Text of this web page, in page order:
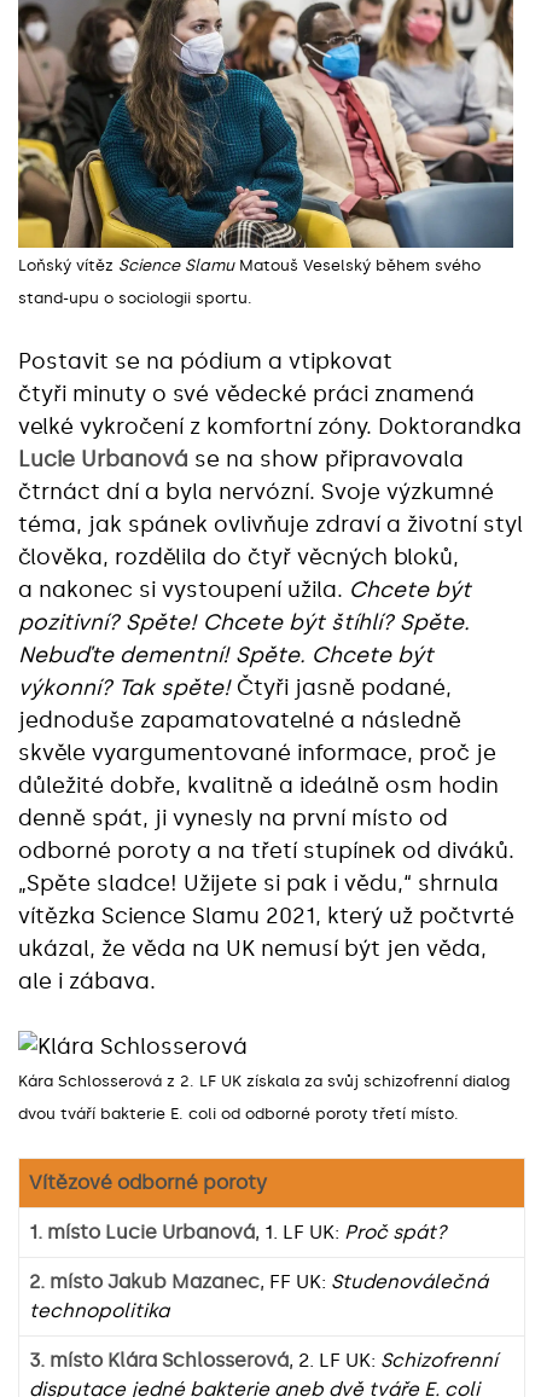
Loňský vítěz Science SlamuMatouš Veselský během svého
stand-upu o sociologii sportu.
Postavit se na pódium a vtipkovat
čtyři minuty o své vědecké práci znamená
velké vykročení z komfortní zóny. Doktorandka
Lucie Urbanová se na show připravovala
čtrnáct dní a byla nervózní. Svoje výzkumné
téma, jak spánek ovlivňuje zdraví a životní styl
člověka, rozdělila do čtyř věcných bloků,
a nakonec si vystoupení užila. Chcete být
pozitivní? Spěte! Chcete být štíhlí? Spěte.
Nebuďte dementní! Spěte. Chcete být
výkonní? Tak spěte!Čtyři jasně podané,
jednoduše zapamatovatelné a následně
skvěle vyargumentované informace, proč je
důležité dobře, kvalitně a ideálně osm hodin
denně spát, ji vynesly na první místo od
odborné poroty a na třetí stupínek od diváků.
„Spěte sladce! Užijete si pak i vědu,“ shrnula
vítězka Science Slamu 2021, který už počtvrté
ukázal, že věda na UK nemusí být jen věda,
ale i zábava.
Kára Schlosserová z 2. LF UK získala za svůj schizofrenní dialog
dvou tváří bakterie E. coli od odborné poroty třetí místo.
Vítězové odborné poroty
1. místo Lucie Urbanová, 1. LF UK: Proč spát?
2. místo Jakub Mazanec, FF UK: Studenoválečná
technopolitika
3. místo Klára Schlosserová, 2. LF UK: Schizofrenní
disputace jedné bakterie aneb dvě tváře E. coli